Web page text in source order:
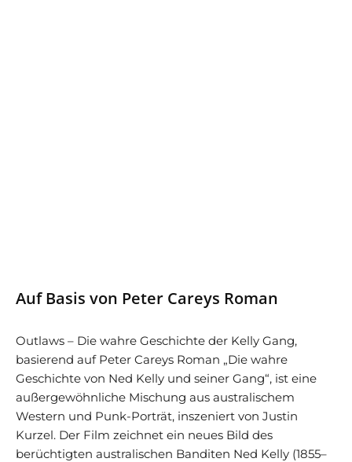
Auf Basis von Peter Careys Roman
Outlaws – Die wahre Geschichte der Kelly Gang,
basierend auf Peter Careys Roman „Die wahre
Geschichte von Ned Kelly und seiner Gang“, ist eine
außergewöhnliche Mischung aus australischem
Western und Punk-Porträt, inszeniert von Justin
Kurzel. Der Film zeichnet ein neues Bild des
berüchtigten australischen Banditen Ned Kelly (1855–